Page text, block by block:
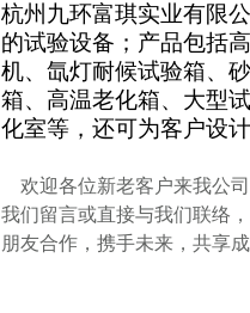
杭州九环富琪实业有限
的试验设备；产品包括
机、氙灯耐候试验箱、
箱、高温老化箱、大型
化室等，还可为客户设
欢迎各位新老客户来我公
我们留言或直接与我们联络
朋友合作，携手未来，共享